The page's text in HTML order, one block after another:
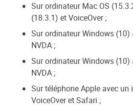
Sur ordinateur Mac OS
(18.3.1) et VoiceOver ;
Sur ordinateur Windows
NVDA ;
Sur ordinateur Windows (10)
NVDA ;
Sur téléphone Apple avec un
VoiceOver et Safari ;